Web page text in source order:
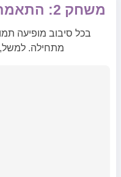
משחק 2: התאמת תמונות לאותיות א-כ
בכל סיבוב מופיעה
מתחילה.